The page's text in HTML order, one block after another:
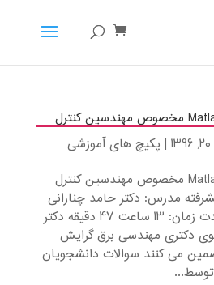
| پکیچ های آموزشی
آموزش نرم افزارMatlab 2017 مخصوص مهندسین کنترل
پیشرفته مدرس: دکتر حامد چنارانی
کد فایل: HCM2545 مدت زمان: 13 ساعت 47 دقیقه دکتر
دکتری مهندسی برق گرایش
می کنند سوالات دانشجویان